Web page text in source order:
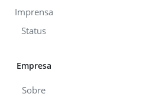
Imprensa
Status
Empresa
Sobre